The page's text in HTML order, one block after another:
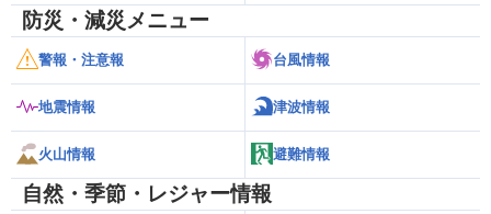
防災・減災メニュー
警報・注意報 台風情報
地震情報 津波情報
火山情報 避難情報
自然・季節・レジャー情報